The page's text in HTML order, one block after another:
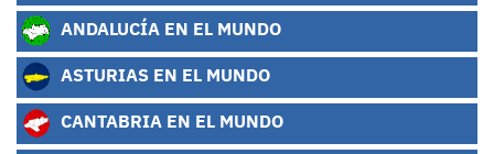
ANDALUCÍA EN EL MUNDO
ASTURIAS EN EL MUNDO
CANTABRIA EN EL MUNDO